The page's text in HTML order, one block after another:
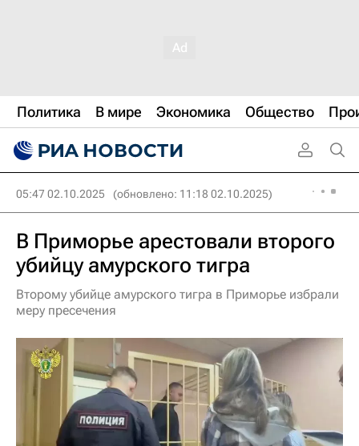
Политика В мире Экономика Общество
05:47 02.10.2025 (обновлено: 11:18 02.10.2025)
В Приморье арестовали второго
убийцу амурского тигра
Второму убийце амурского тигра в Приморье избрали
меру пресечения